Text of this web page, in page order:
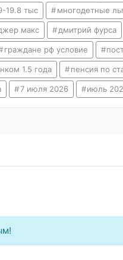
19.8 тыс многодетные
макс дмитрий фурса
граждане рф условие
1.5 года пенсия по
7 июля 2026 июль